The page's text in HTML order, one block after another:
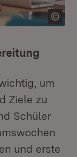
um
Ziele zu
Schüler
und erste